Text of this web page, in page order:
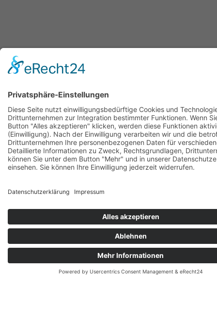
KONTAKTIEREN SIE UNS
Möchten Sie mehr über unsere
Dienstleistungen erfahren oder sich
Wir freuen uns über jede Form der Unterstützung.
barrierefreie Gesellschaft!
Ihr Team vom CBF e.V. für inklusive Mobilität
KONTAKT